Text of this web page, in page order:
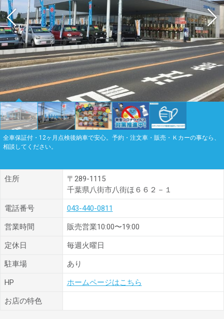
1/5
全車保証付・12ヶ月点検後納車で安心。予約・注文車・販売・Ｋカーの事なら、
相談してください。
住所
〒289-1115
千葉県八街市八街ほ６６２－１
電話番号 043-440-0811
営業時間 販売営業10:00〜19:00
定休日 毎週火曜日
駐車場 あり
HP ホームページはこちら
お店の特色